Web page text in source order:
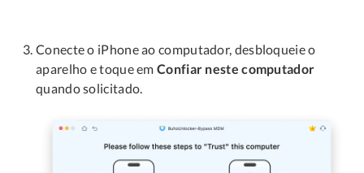
Conecte o iPhone ao computador, desbloqueie o
aparelho e toque emConfiar neste computador
quando solicitado.